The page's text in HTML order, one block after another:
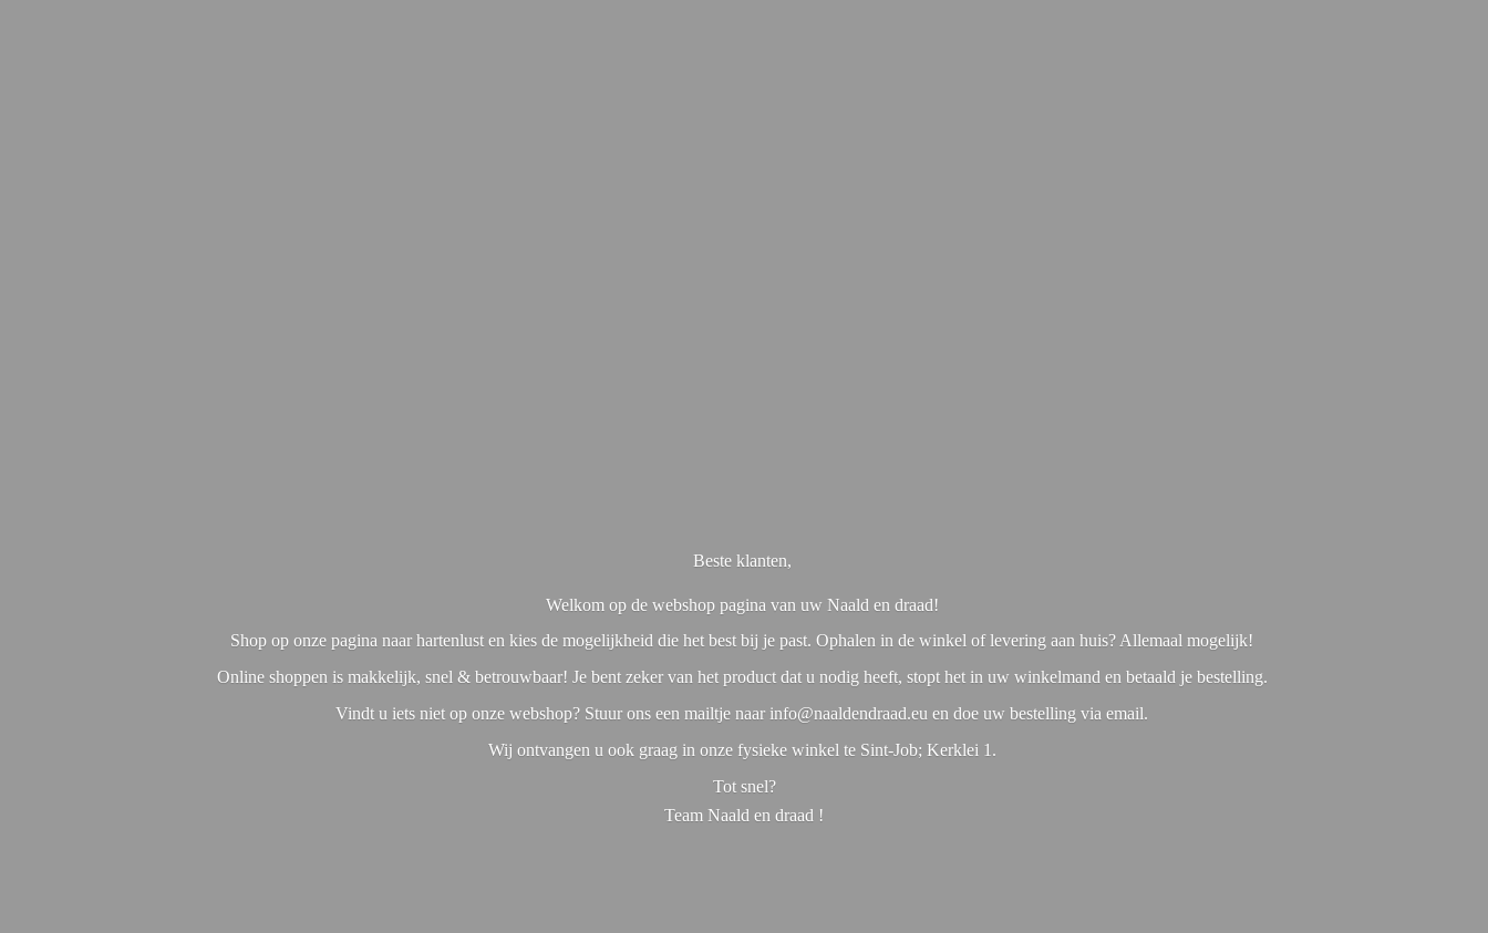
Beste klanten,
Welkom op de webshop pagina van uw Naald en draad!
Shop op onze pagina naar hartenlust en kies de mogelijkheid die het best bij je past. Ophalen in de winkel of levering aan huis? Allemaal mogelijk!
Online shoppen is makkelijk, snel & betrouwbaar! Je bent zeker van het product dat u nodig heeft, stopt het in uw winkelmand en betaald je bestelling.
Vindt u iets niet op onze webshop? Stuur ons een mailtje naar info@naaldendraad.eu en doe uw bestelling via email.
Wij ontvangen u ook graag in onze fysieke winkel te Sint-Job; Kerklei 1.
Tot snel?
Team Naald en draad !